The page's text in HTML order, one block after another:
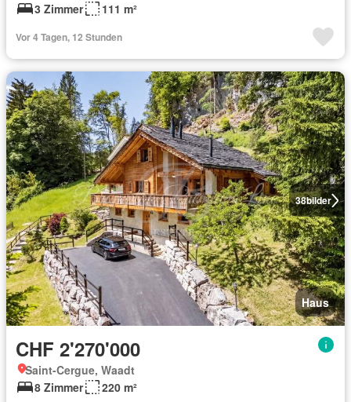
3 Zimmer
111 m²
Vor 4 Tagen, 12 Stunden
38bilder
Haus
CHF 2'270'000
Saint-Cergue, Waadt
8 Zimmer
220 m²